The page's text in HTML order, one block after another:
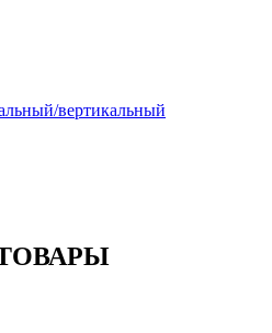
вертикальный